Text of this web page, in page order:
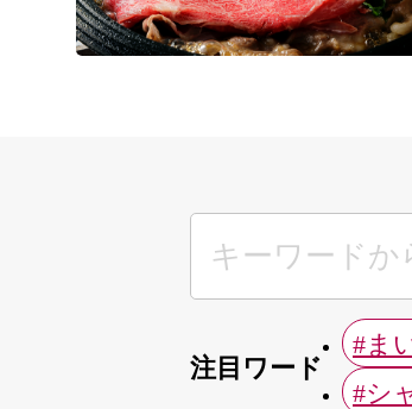
注目ワード
#ま
#シ